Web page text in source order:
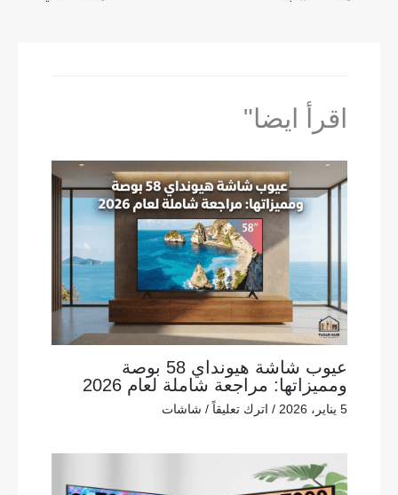
اقرأ ايضا"
عيوب شاشة هيونداي 58 بوصة
ومميزاتها: مراجعة شاملة لعام 2026
5 يناير، 2026 / اترك تعليقاً / شاشات